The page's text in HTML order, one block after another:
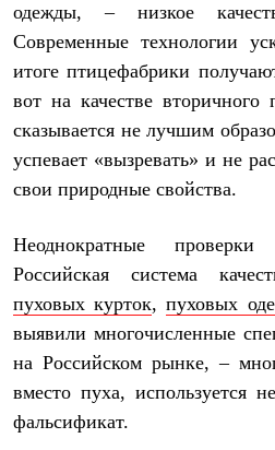
Брюки
Жилеты
Комбинезоны
Комплект термобелья
Снаряжение
Палатки
Тенты
Экспедиционные
Легкоходные
Городские
Аксессуары для рюкзаков
Спальные мешки
Комбинированные
С синтетическим утеплителем
Аксессуары для спальников
одежды, – низкое
Современные технологии
итоге птицефабрики
вот на качестве
сказывается не лучшим
успевает «вызревать» и не
свои природные свойства.
Неоднократные
Российская система
пуховых курток,пуховых
выявили многочисленные
на Российском рынке, –
вместо пуха, используется
фальсификат.